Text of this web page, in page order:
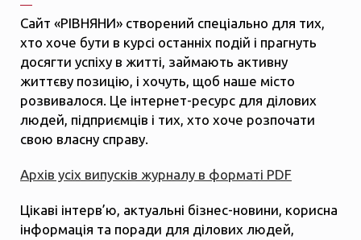
Сайт «РІВНЯНИ» створений спеціально для тих,
хто хоче бути в курсі останніх подій і прагнуть
досягти успіху в житті, займають активну
життєву позицію, і хочуть, щоб наше місто
розвивалося. Це інтернет-ресурс для ділових
людей, підприємців і тих, хто хоче розпочати
свою власну справу.
Архів усіх випусків журналу в форматі PDF
Цікаві інтерв’ю, актуальні бізнес-новини, корисна
інформація та поради для ділових людей,